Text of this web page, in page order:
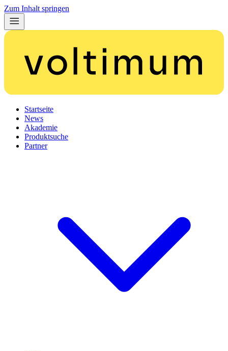
Zum Inhalt springen
Startseite
News
Akademie
Produktsuche
Partner